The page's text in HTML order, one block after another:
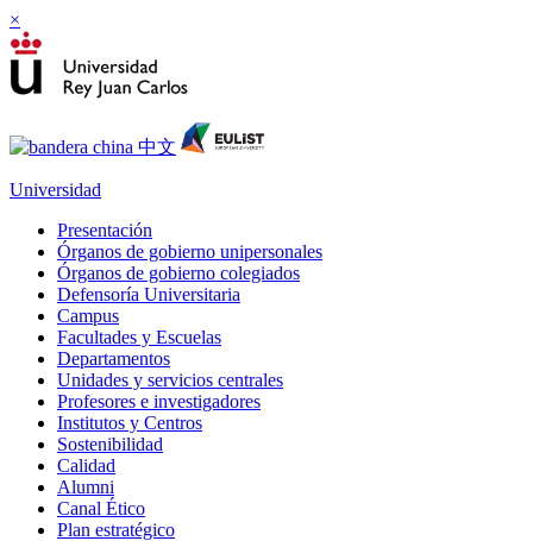
×
Universidad
Presentación
Órganos de gobierno unipersonales
Órganos de gobierno colegiados
Defensoría Universitaria
Campus
Facultades y Escuelas
Departamentos
Unidades y servicios centrales
Profesores e investigadores
Institutos y Centros
Sostenibilidad
Calidad
Alumni
Canal Ético
Plan estratégico